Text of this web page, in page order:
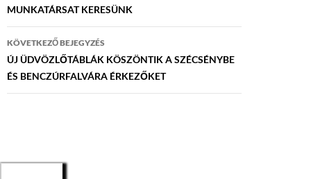
navigáció
MUNKATÁRSAT KERESÜNK
KÖVETKEZŐ BEJEGYZÉS
ÚJ ÜDVÖZLŐTÁBLÁK KÖSZÖNTIK A SZÉCSÉNYBE
ÉS BENCZÚRFALVÁRA ÉRKEZŐKET